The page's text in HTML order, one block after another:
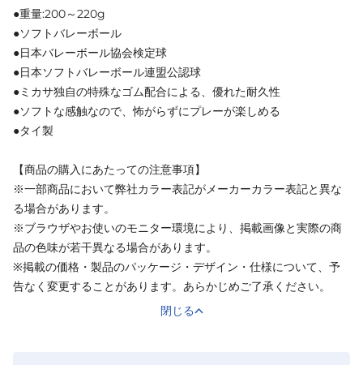
●重量:200～220g
●ソフトバレーボール
●日本バレーボール協会検定球
●日本ソフトバレーボール連盟公認球
●ミカサ独自の特殊なゴム配合による、優れた耐久性
●ソフトな感触なので、怖がらずにプレーが楽しめる
●タイ製
【商品の購入にあたっての注意事項】
※一部商品において弊社カラー表記がメーカーカラー表記と異な
る場合があります。
※ブラウザやお使いのモニター環境により、掲載画像と実際の商
品の色味が若干異なる場合があります。
※掲載の価格・製品のパッケージ・デザイン・仕様について、予
告なく変更することがあります。あらかじめご了承ください。
閉じる